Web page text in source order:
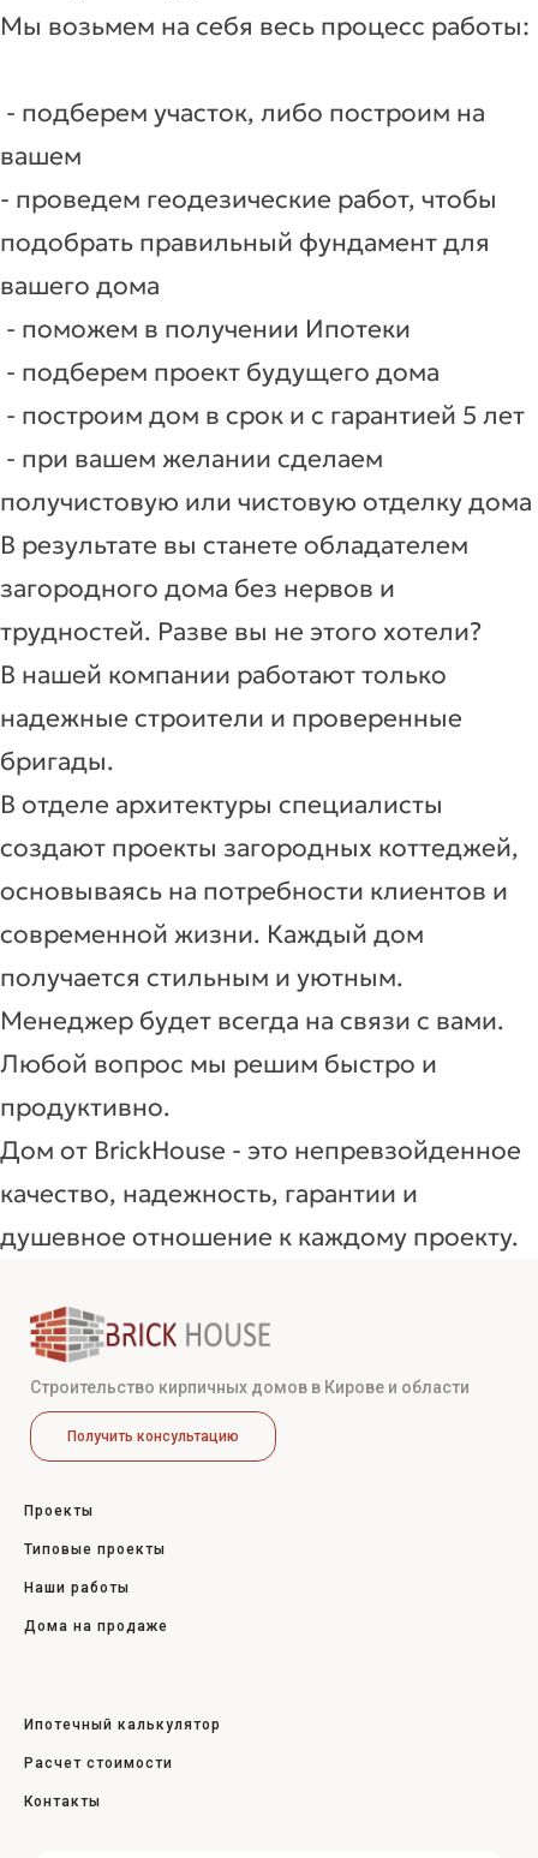
Мы возьмем на себя весь процесс работы:
- подберем участок, либо построим на
вашем
- проведем геодезические работ, чтобы
подобрать правильный фундамент для
вашего дома
- поможем в получении Ипотеки
- подберем проект будущего дома
- построим дом в срок и с гарантией 5 лет
- при вашем желании сделаем
получистовую или чистовую отделку дома
В результате вы станете обладателем
загородного дома без нервов и
трудностей. Разве вы не этого хотели?
В нашей компании работают только
надежные строители и проверенные
бригады.
В отделе архитектуры специалисты
создают проекты загородных коттеджей,
основываясь на потребности клиентов и
современной жизни. Каждый дом
получается стильным и уютным.
Менеджер будет всегда на связи с вами.
Любой вопрос мы решим быстро и
продуктивно.
Дом от BrickHouse - это непревзойденное
качество, надежность, гарантии и
душевное отношение к каждому проекту.
Строительство кирпичных домов в Кирове и области
Получить консультацию
Проекты
Типовые проекты
Наши работы
Дома на продаже
Ипотечный калькулятор
Расчет стоимости
Контакты